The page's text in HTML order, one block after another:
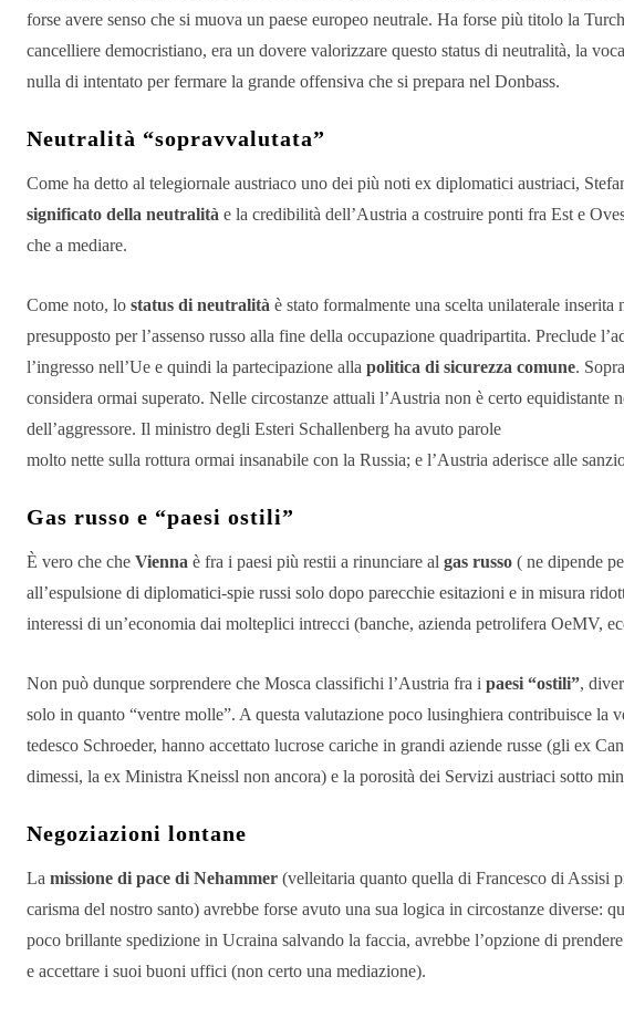
forse avere senso che si muova un paese europeo neutrale. Ha forse più titolo la
cancelliere democristiano, era un dovere valorizzare questo status di neutralità, la
nulla di intentato per fermare la grande offensiva che si prepara nel Donbass.
Neutralità “sopravvalutata”
Come ha detto al telegiornale austriaco uno dei più noti ex diplomatici austriaci,
significato della neutralità e la credibilità dell’Austria a costruire ponti fra Est e
che a mediare.
Come noto, lo status di neutralità è stato formalmente una scelta unilaterale
presupposto per l’assenso russo alla fine della occupazione quadripartita. Preclude
l’ingresso nell’Ue e quindi la partecipazione alla politica di sicurezza comune.
considera ormai superato. Nelle circostanze attuali l’Austria non è certo equidistante
dell’aggressore. Il ministro degli Esteri Schallenberg ha avuto parole
molto nette sulla rottura ormai insanabile con la Russia; e l’Austria aderisce alle
Gas russo e “paesi ostili”
È vero che che Vienna è fra i paesi più restii a rinunciare al gas russo ( ne dipende
all’espulsione di diplomatici-spie russi solo dopo parecchie esitazioni e in misura
interessi di un’economia dai molteplici intrecci (banche, azienda petrolifera OeMV,
Non può dunque sorprendere che Mosca classifichi l’Austria fra i paesi “ostili”,
solo in quanto “ventre molle”. A questa valutazione poco lusinghiera contribuisce la
tedesco Schroeder, hanno accettato lucrose cariche in grandi aziende russe (gli ex
dimessi, la ex Ministra Kneissl non ancora) e la porosità dei Servizi austriaci sotto
Negoziazioni lontane
La missione di pace di Nehammer (velleitaria quanto quella di Francesco di Assisi
carisma del nostro santo) avrebbe forse avuto una sua logica in circostanze diverse:
poco brillante spedizione in Ucraina salvando la faccia, avrebbe l’opzione di
e accettare i suoi buoni uffici (non certo una mediazione).